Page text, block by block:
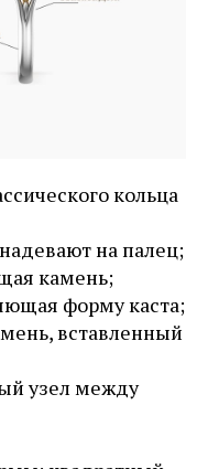
кольца
на палец;
камень;
форму каста;
вставленный
узел между